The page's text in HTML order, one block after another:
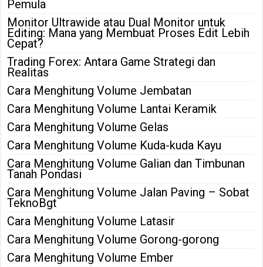
Pemula
Monitor Ultrawide atau Dual Monitor untuk
Editing: Mana yang Membuat Proses Edit Lebih
Cepat?
Trading Forex: Antara Game Strategi dan
Realitas
Cara Menghitung Volume Jembatan
Cara Menghitung Volume Lantai Keramik
Cara Menghitung Volume Gelas
Cara Menghitung Volume Kuda-kuda Kayu
Cara Menghitung Volume Galian dan Timbunan
Tanah Pondasi
Cara Menghitung Volume Jalan Paving – Sobat
TeknoBgt
Cara Menghitung Volume Latasir
Cara Menghitung Volume Gorong-gorong
Cara Menghitung Volume Ember